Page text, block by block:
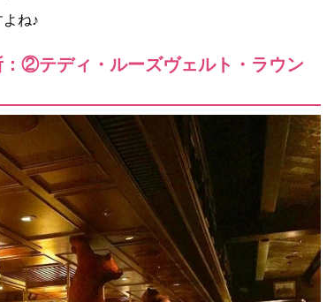
ね♪
②テディ・ルーズヴェルト・ラウン